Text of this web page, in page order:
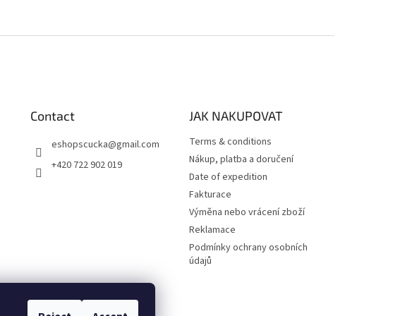
Contact
eshopscucka@gmail.com
+420 722 902 019
JAK NAKUPOVAT
Terms & conditions
Nákup, platba a doručení
Date of expedition
Fakturace
Výměna nebo vrácení zboží
Reklamace
Podmínky ochrany osobních
údajů